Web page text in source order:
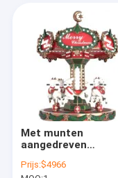
Producten
Over Ons
Fabriekstour
Kwaliteitscontrole
Met munten
aangedreven
Dynamische muziek
Prijs:$4966